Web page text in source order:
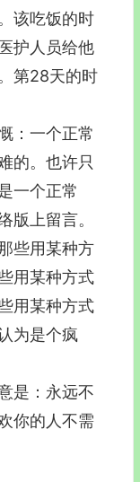
该吃饭的时
护人员给他
第28天的时
：一个正常
的。也许只
一个正常
版上留言。
些用某种方
用某种方式
用某种方式
为是个疯
是：永远不
你的人不需